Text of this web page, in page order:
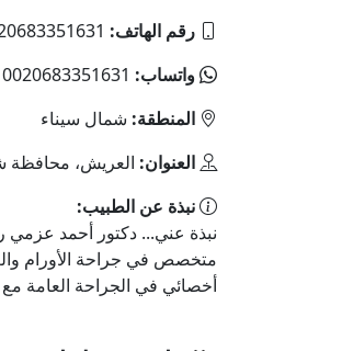
رقم الهاتف:
واتساب: 0020683351631
المنطقة: شمال سيناء
العنوان: العريش، محافظة
نبذة عن الطبيب:
نبذة عني... دكتور أحمد
متخصص في جراحة الأورام
أخصائي في الجراحة العامة